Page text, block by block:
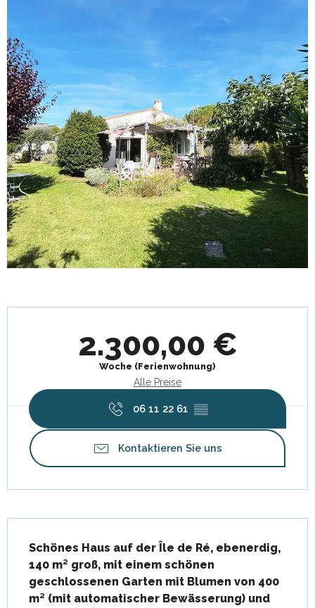
2.300,00 €
Woche (Ferienwohnung)
Alle Preise
06 11 22 61 ▒▒
Kontaktieren Sie uns
Schönes Haus auf der Île de Ré, ebenerdig,
140 m² groß, mit einem schönen
geschlossenen Garten mit Blumen von 400
m² (mit automatischer Bewässerung) und